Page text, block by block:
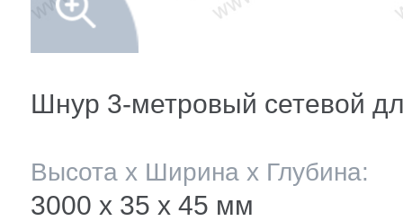
полок
балкона
Шнур 3-метровый сетевой
Высота х Ширина х Глубина:
3000 х 35 x 45 мм